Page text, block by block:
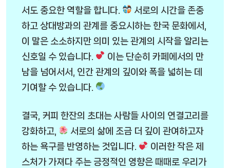
서도 중요한 역할을 합니다.
서로의 시간을 존중
하고 상대방과의 관계를 중요시하는 한국 문화에서,
이 말은 소소하지만 의미 있는 관계의 시작을 알리는
신호일 수 있습니다.
이는 단순히 카페에서의 만
남을 넘어서서, 인간 관계의 깊이와 폭을 넓히는 데
기여할 수 있습니다.
결국, 커피 한잔의 초대는 사람들 사이의 연결고리를
강화하고,
서로의 삶에 조금 더 깊이 관여하고자
하는 욕구를 반영하는 것입니다.
이러한 작은 제
스처가 가져다 주는 긍정적인 영향은 때때로 우리가